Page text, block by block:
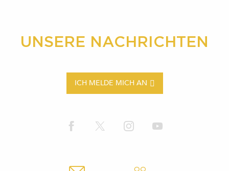
UNSERE NACHRICHTEN
ICH MELDE MICH AN